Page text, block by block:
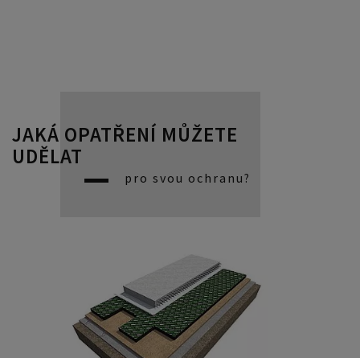
JAKÁ OPATŘENÍ MŮŽETE
UDĚLAT
pro svou ochranu?